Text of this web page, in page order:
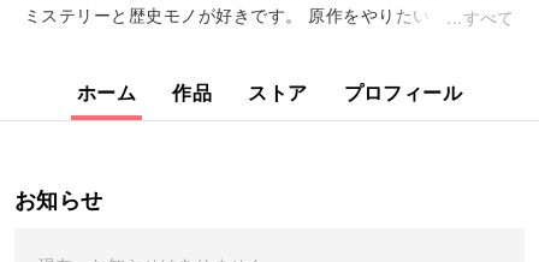
ミステリーと歴史モノが好きです。 原作をやりたいですすべて
ホーム 作品 ストア プロフィール
お知らせ